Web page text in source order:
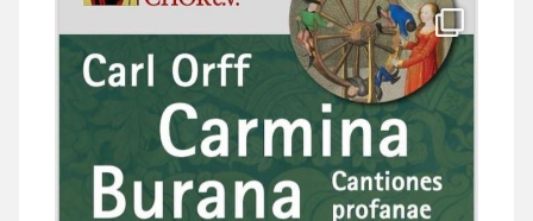
stuttgarter_oratorienchor
Juli 22